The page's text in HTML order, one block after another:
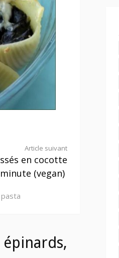
Article suivant
en cocotte
minute (vegan)
pasta